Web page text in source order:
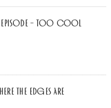
Episode – Too Cool
The Edges Are